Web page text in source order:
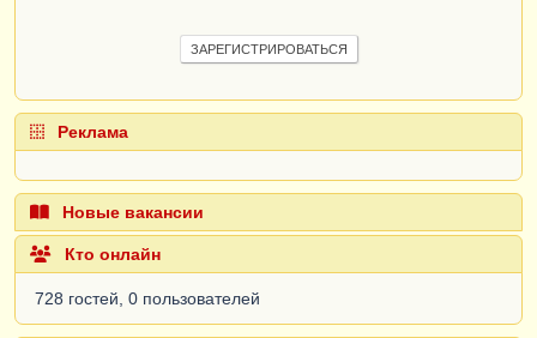
ЗАРЕГИСТРИРОВАТЬСЯ
Реклама
Новые вакансии
Кто онлайн
728 гостей, 0 пользователей